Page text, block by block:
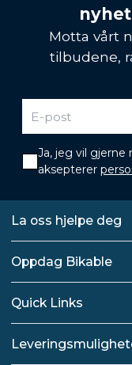
Motta vårt
tilbudene,
Ja, jeg vil
aksepterer
La oss hjelpe deg
Oppdag Bikable
Quick Links